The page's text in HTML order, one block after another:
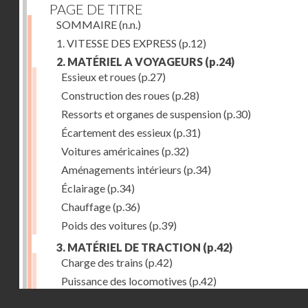
PAGE DE TITRE
SOMMAIRE(n.n.)
1. VITESSE DES EXPRESS (p.12)
2. MATÉRIEL A VOYAGEURS (p.24)
Essieux et roues (p.27)
Construction des roues (p.28)
Ressorts et organes de suspension(p.30)
Écartement des essieux(p.31)
Voitures américaines (p.32)
Aménagements intérieurs (p.34)
Éclairage(p.34)
Chauffage(p.36)
Poids des voitures (p.39)
3. MATÉRIEL DE TRACTION (p.42)
Charge des trains (p.42)
Puissance des locomotives (p.42)